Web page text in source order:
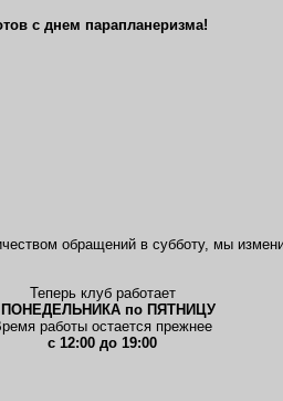
с днем парапланеризма!
обращений в субботу, мы
Теперь клуб работает
ПОНЕДЕЛЬНИКА по ПЯТНИЦУ
работы остается прежнее
с 12:00 до 19:00